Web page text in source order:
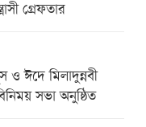
গ্রেফতার
ঈদে মিলাদুন্নবী
সভা অনুষ্ঠিত